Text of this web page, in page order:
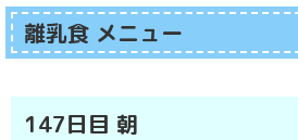
離乳食 メニュー
147日目 朝